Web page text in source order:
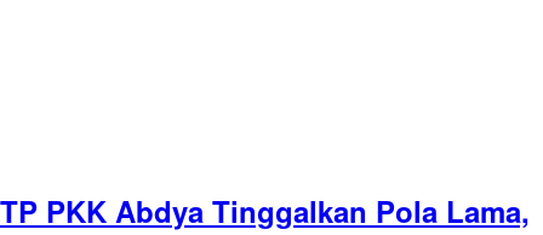
TP PKK Abdya Tinggalkan Pola Lama,